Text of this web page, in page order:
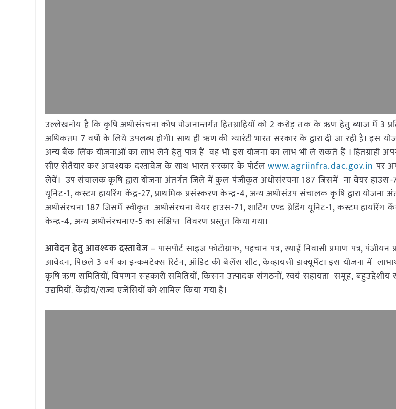
उल्लेखनीय है कि कृषि अधोसंरचना कोष योजनान्तर्गत हितग्राहियों को 2 करोड़ तक के ऋण हेतु ब्याज में 3
अधिकतम 7 वर्षाे के लिये उपलब्ध होगी। साथ ही ऋण की ग्यारंटी भारत सरकार के द्वारा दी जा रही है। इस
अन्य बैंक लिंक योजनाओं का लाभ लेने हेतु पात्र हैं वह भी इस योजना का लाभ भी ले सकते हैं । हितग्राही
सीए सेतैयार कर आवश्यक दस्तावेज के साथ भारत सरकार के पोर्टलwww.agriinfra.dac.gov.in पर
लेवें। उप संचालक कृषि द्वारा योजना अंतर्गत जिले में कुल पंजीकृत अधोसंरचना 187 जिसमें ना वेयर हाउस-71,
यूनिट-1, कस्टम हायरिंग केंद्र-27, प्राथमिक प्रसंस्करण केन्द्र-4, अन्य अधोसंउप संचालक कृषि द्वारा
अधोसंरचना 187 जिसमें स्वीकृत अधोसंरचना वेयर हाउस-71, शार्टिंग एण्ड ग्रेडिंग यूनिट-1, कस्टम हायरिंग
केन्द्र-4, अन्य अधोसंरचनाए-5 का संक्षिप्त विवरण प्रस्तुत किया गया।
आवेदन हेतु आवश्यक दस्तावेज – पासपोर्ट साइज फोटोग्राफ, पहचान पत्र, स्थाई निवासी प्रमाण पत्र,
आवेदन, पिछले 3 वर्ष का इन्कमटेक्स रिर्टन, ऑडिट की बेलेंस शीट, केव्हायसी डाक्यूमेंट। इस योजना में
कृषि ऋण समितियों, विपणन सहकारी समितियों, किसान उत्पादक संगठनों, स्वयं सहायता समूह, बहुउद्देशीय
उद्यमियों, केंद्रीय/राज्य एजेंसियों को शामिल किया गया है।